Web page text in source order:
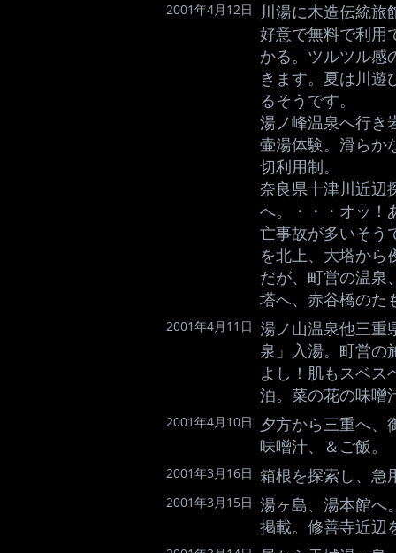
2001年4月12日
川湯に木造伝統旅
好意で無料で利用
かる。ツルツル感
きます。夏は川遊
るそうです。
湯ノ峰温泉へ行き
壷湯体験。滑らか
切利用制。
奈良県十津川近辺
へ。・・・オッ！
亡事故が多いそう
を北上、大塔から
だが、町営の温泉
塔へ、赤谷橋のた
2001年4月11日 湯ノ山温泉他三重
泉」入湯。町営の
よし！肌もスベス
泊。菜の花の味噌
2001年4月10日 夕方から三重へ、
味噌汁、＆ご飯。
2001年3月16日 箱根を探索し、急
2001年3月15日 湯ヶ島、湯本館へ
掲載。修善寺近辺